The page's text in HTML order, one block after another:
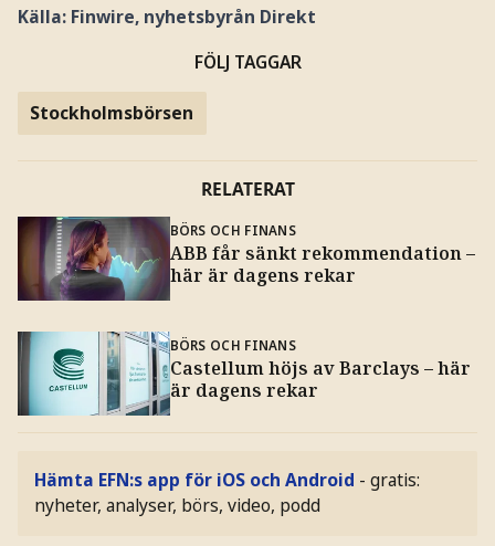
Källa: Finwire, nyhetsbyrån Direkt
FÖLJ TAGGAR
Stockholmsbörsen
RELATERAT
BÖRS OCH FINANS
ABB får sänkt rekommendation –
här är dagens rekar
BÖRS OCH FINANS
Castellum höjs av Barclays – här
är dagens rekar
Hämta EFN:s app för iOS och Android - gratis:
nyheter, analyser, börs, video, podd